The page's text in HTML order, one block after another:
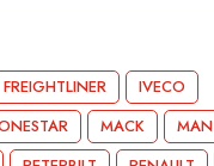
FREIGHTLINER
IVECO
MACK
MAN